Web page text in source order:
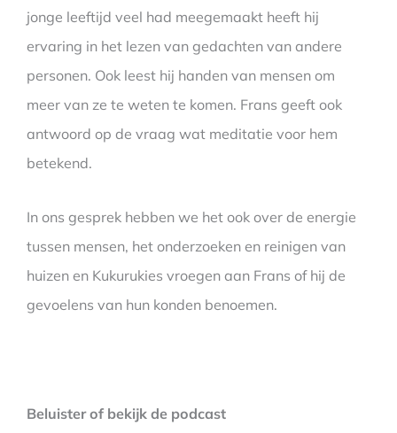
jonge leeftijd veel had meegemaakt heeft hij
ervaring in het lezen van gedachten van andere
personen. Ook leest hij handen van mensen om
meer van ze te weten te komen. Frans geeft ook
antwoord op de vraag wat meditatie voor hem
betekend.
In ons gesprek hebben we het ook over de energie
tussen mensen, het onderzoeken en reinigen van
huizen en Kukurukies vroegen aan Frans of hij de
gevoelens van hun konden benoemen.
Beluister of bekijk de podcast